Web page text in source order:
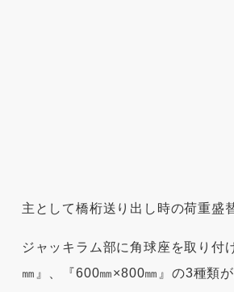
主として橋桁送り出し時の荷重盛
ジャッキラム部に角球座を取り
㎜』、『600㎜×800㎜』の3種類